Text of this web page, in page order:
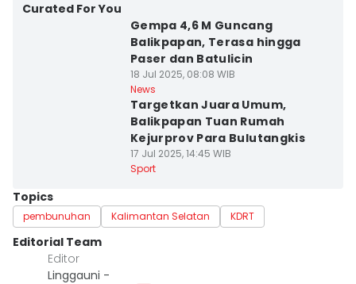
Curated For You
Gempa 4,6 M Guncang
Balikpapan, Terasa hingga
Paser dan Batulicin
18 Jul 2025, 08:08 WIB
News
Targetkan Juara Umum,
Balikpapan Tuan Rumah
Kejurprov Para Bulutangkis
17 Jul 2025, 14:45 WIB
Sport
Topics
pembunuhan Kalimantan Selatan KDRT
Editorial Team
Editor
Linggauni -